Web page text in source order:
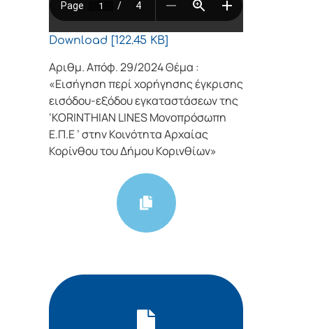
Download [122.45 KB]
Αριθμ. Απόφ. 29/2024 Θέμα :
«Εισήγηση περί χορήγησης έγκρισης
εισόδου-εξόδου εγκαταστάσεων της
‘KORINTHIAN LINES Μονoπρόσωπη
Ε.Π.Ε ’ στην Κοινότητα Αρχαίας
Κορίνθου του Δήμου Κορινθίων»